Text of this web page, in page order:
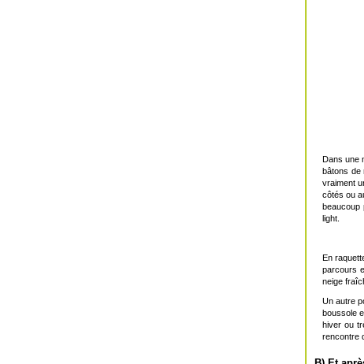
Dans une
bâtons de
vraiment
côtés ou
beaucoup
light.
En
parcours
neige
Un autre
boussole
hiver ou
rencontre